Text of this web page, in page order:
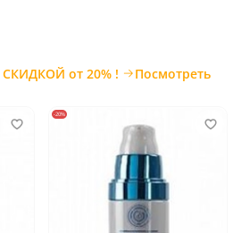
ТОВАРЫ ПО АКЦИИ СО СКИДКОЙ от 20% !
Посмотреть
-20%